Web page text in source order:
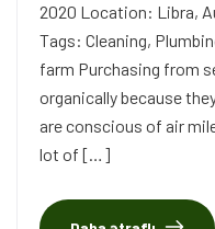
2020 Location: Libra,
Tags: Cleaning,
farm Purchasing from
organically because
are conscious of air
lot of […]